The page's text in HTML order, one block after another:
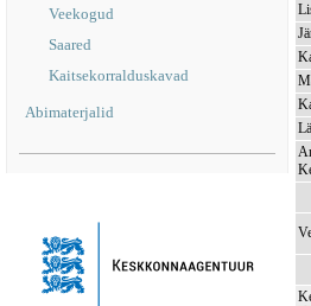
Veekogud
Saared
Kaitsekorralduskavad
Abimaterjalid